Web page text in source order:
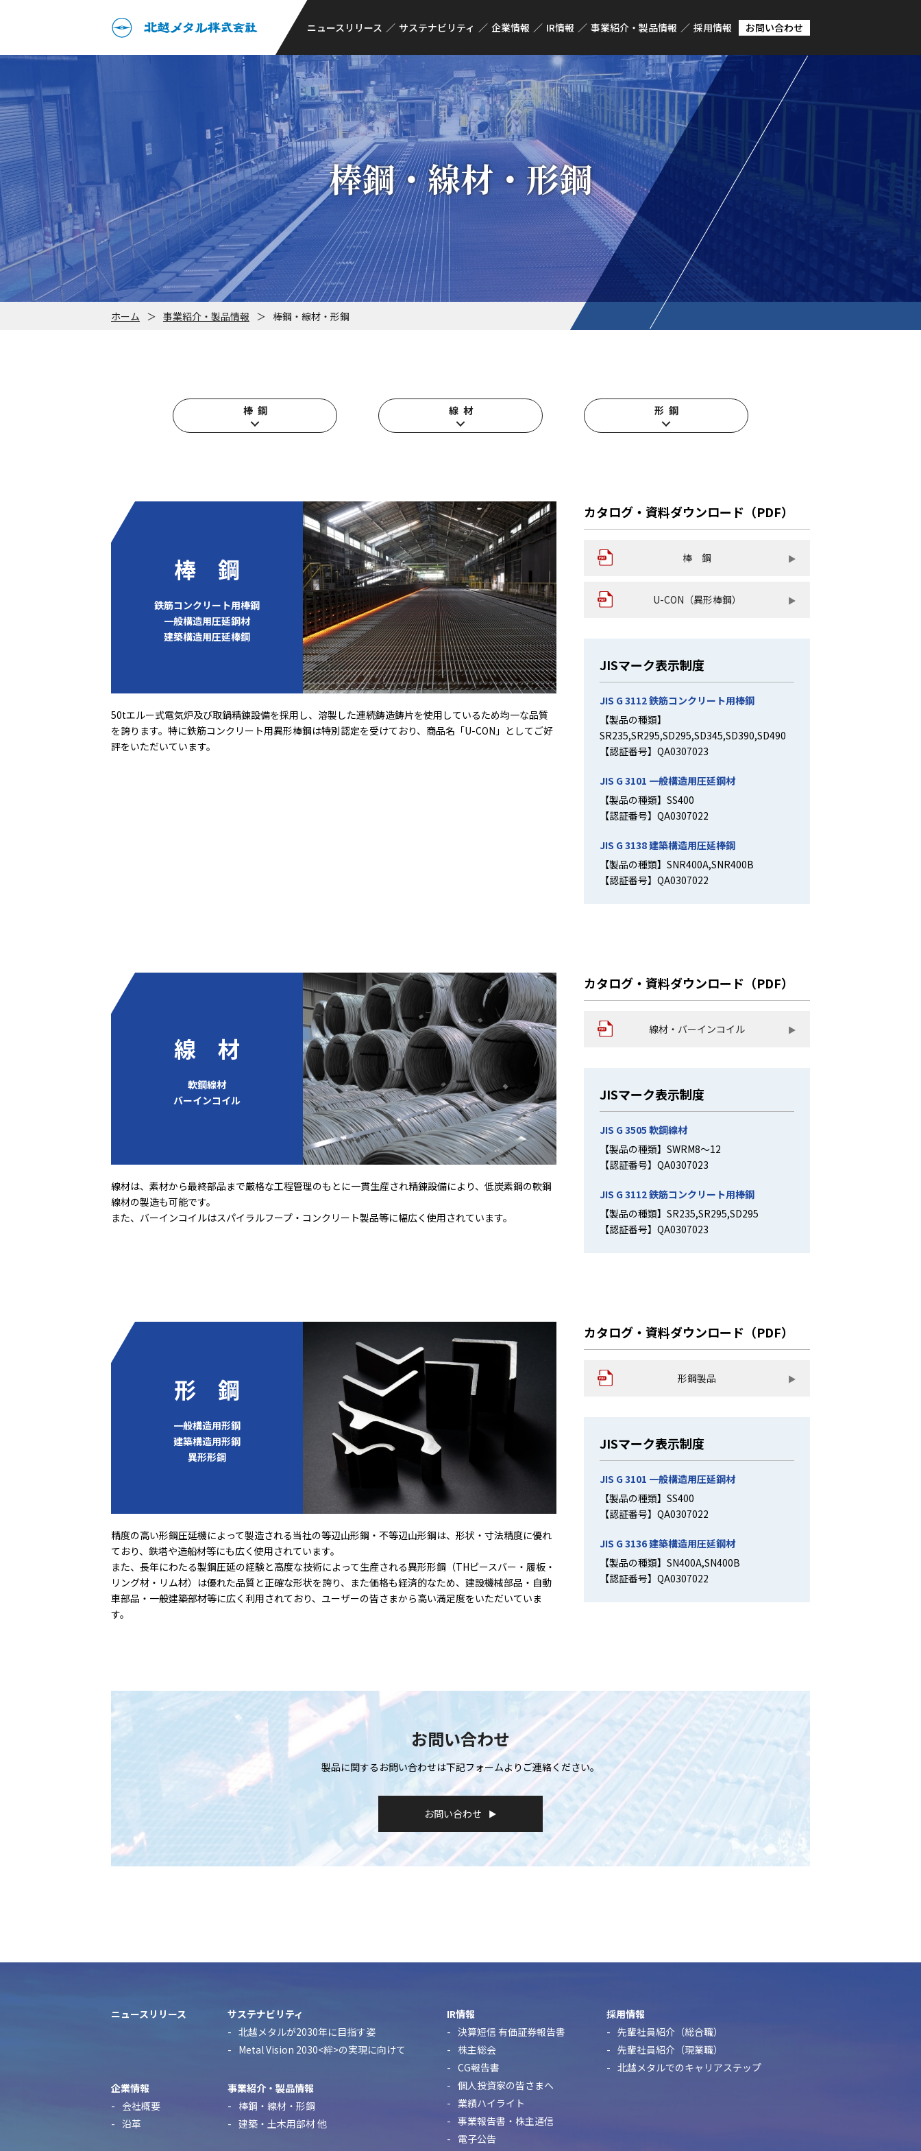
ニュースリリース サステナビリティ 企業情報 IR情報 事業紹介・製品情報 採用情報 お問い合わせ
棒鋼・線材・形鋼
ホーム ＞ 事業紹介・製品情報 ＞ 棒鋼・線材・形鋼
棒 鋼 線 材 形 鋼
棒 鋼
鉄筋コンクリート用棒鋼
一般構造用圧延鋼材
建築構造用圧延棒鋼
50tエルー式電気炉及び取鍋精錬設備を採用し、溶製した連続鋳造鋳片を使用しているため均一な品質
を誇ります。特に鉄筋コンクリート用異形棒鋼は特別認定を受けており、商品名「U-CON」としてご好
評をいただいています。
カタログ・資料ダウンロード（PDF）
棒 鋼
U-CON（異形棒鋼）
JISマーク表示制度
JIS G 3112 鉄筋コンクリート用棒鋼
【製品の種類】
SR235,SR295,SD295,SD345,SD390,SD490
【認証番号】QA0307023
JIS G 3101 一般構造用圧延鋼材
【製品の種類】SS400
【認証番号】QA0307022
JIS G 3138 建築構造用圧延棒鋼
【製品の種類】SNR400A,SNR400B
【認証番号】QA0307022
線 材
軟鋼線材
バーインコイル
線材は、素材から最終部品まで厳格な工程管理のもとに一貫生産され精錬設備により、低炭素鋼の軟鋼
線材の製造も可能です。
また、バーインコイルはスパイラルフープ・コンクリート製品等に幅広く使用されています。
カタログ・資料ダウンロード（PDF）
線材・バーインコイル
JISマーク表示制度
JIS G 3505 軟鋼線材
【製品の種類】SWRM8〜12
【認証番号】QA0307023
JIS G 3112 鉄筋コンクリート用棒鋼
【製品の種類】SR235,SR295,SD295
【認証番号】QA0307023
形 鋼
一般構造用形鋼
建築構造用形鋼
異形形鋼
精度の高い形鋼圧延機によって製造される当社の等辺山形鋼・不等辺山形鋼は、形状・寸法精度に優れ
ており、鉄塔や造船材等にも広く使用されています。
また、長年にわたる製鋼圧延の経験と高度な技術によって生産される異形形鋼（THピースバー・履板・
リング材・リム材）は優れた品質と正確な形状を誇り、また価格も経済的なため、建設機械部品・自動
車部品・一般建築部材等に広く利用されており、ユーザーの皆さまから高い満足度をいただいていま
す。
カタログ・資料ダウンロード（PDF）
形鋼製品
JISマーク表示制度
JIS G 3101 一般構造用圧延鋼材
【製品の種類】SS400
【認証番号】QA0307022
JIS G 3136 建築構造用圧延鋼材
【製品の種類】SN400A,SN400B
【認証番号】QA0307022
お問い合わせ
製品に関するお問い合わせは下記フォームよりご連絡ください。
お問い合わせ
ニュースリリース
企業情報
会社概要
沿革
サステナビリティ
北越メタルが2030年に目指す姿
Metal Vision 2030<絆>の実現に向けて
事業紹介・製品情報
棒鋼・線材・形鋼
建築・土木用部材 他
IR情報
決算短信 有価証券報告書
株主総会
CG報告書
個人投資家の皆さまへ
業績ハイライト
事業報告書・株主通信
電子公告
採用情報
先輩社員紹介（総合職）
先輩社員紹介（現業職）
北越メタルでのキャリアステップ